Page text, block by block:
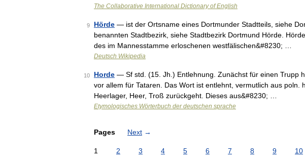
The Collaborative International Dictionary of English
9 Hörde — ist der Ortsname eines Dortmunder Stadtteils, siehe
benannten Stadtbezirk, siehe Stadtbezirk Dortmund Hörde.
des im Mannesstamme erloschenen westfälischen&#8230; …
Deutsch Wikipedia
10 Horde — Sf std. (15. Jh.) Entlehnung. Zunächst für einen Trupp
vor allem für Tataren. Das Wort ist entlehnt, vermutlich aus poln.
Heerlager, Heer, Troß zurückgeht. Dieses aus&#8230; …
Etymologisches Wörterbuch der deutschen sprache
Pages Next →
1 2 3 4 5 6 7 8 9 10